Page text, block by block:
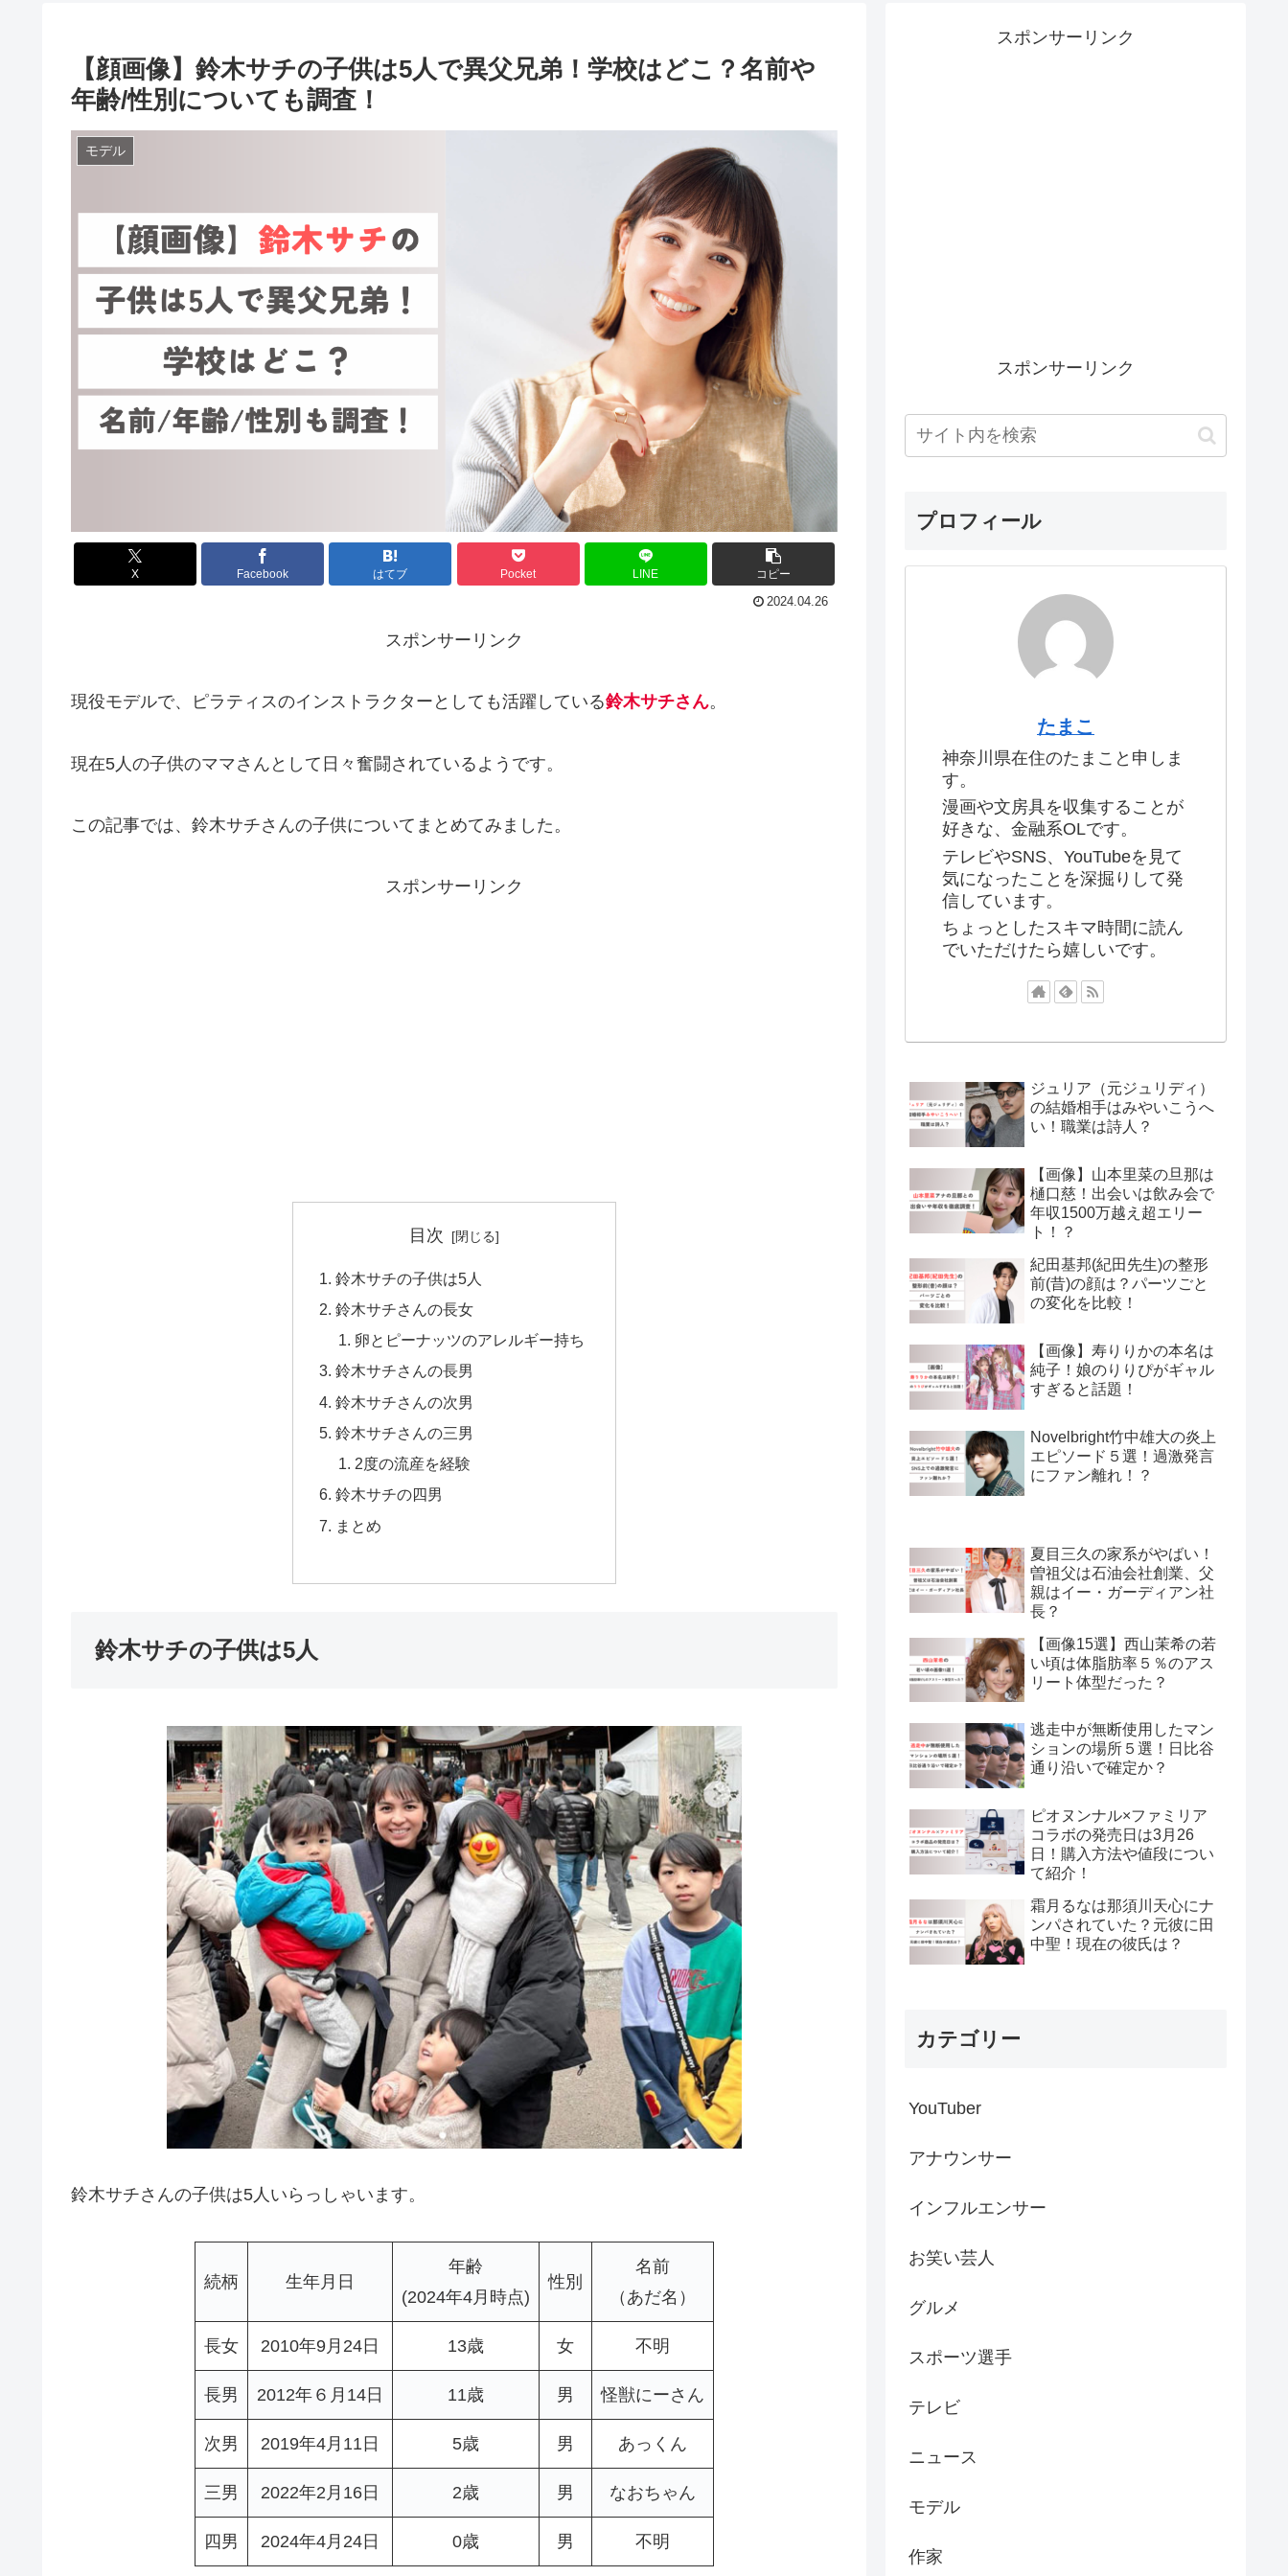
【顔画像】鈴木サチの子供は5人で異父兄弟！学校はどこ？名前や
年齢/性別についても調査！
モデル
X Facebook はてブ Pocket LINE コピー
2024.04.26
スポンサーリンク
現役モデルで、ピラティスのインストラクターとしても活躍している鈴木サチさん。
現在5人の子供のママさんとして日々奮闘されているようです。
この記事では、鈴木サチさんの子供についてまとめてみました。
スポンサーリンク
目次
鈴木サチの子供は5人
鈴木サチさんの長女
卵とピーナッツのアレルギー持ち
鈴木サチさんの長男
鈴木サチさんの次男
鈴木サチさんの三男
2度の流産を経験
鈴木サチの四男
まとめ
鈴木サチの子供は5人
鈴木サチさんの子供は5人いらっしゃいます。
続柄 生年月日
年齢
(2024年4月時点)
性別
名前
（あだ名）
長女 2010年9月24日 13歳 女 不明
長男 2012年６月14日 11歳 男 怪獣にーさん
次男 2019年4月11日 5歳 男 あっくん
三男 2022年2月16日 2歳 男 なおちゃん
四男 2024年4月24日 0歳 男 不明
スポンサーリンク
スポンサーリンク
プロフィール
たまこ
神奈川県在住のたまこと申しま
す。
漫画や文房具を収集することが
好きな、金融系OLです。
テレビやSNS、YouTubeを見て
気になったことを深掘りして発
信しています。
ちょっとしたスキマ時間に読ん
でいただけたら嬉しいです。
ジュリア（元ジュリディ）
の結婚相手はみやいこうへ
い！職業は詩人？
【画像】山本里菜の旦那は
樋口慈！出会いは飲み会で
年収1500万越え超エリー
ト！？
紀田基邦(紀田先生)の整形
前(昔)の顔は？パーツごと
の変化を比較！
【画像】寿りりかの本名は
純子！娘のりりぴがギャル
すぎると話題！
Novelbright竹中雄大の炎上
エピソード５選！過激発言
にファン離れ！？
夏目三久の家系がやばい！
曽祖父は石油会社創業、父
親はイー・ガーディアン社
長？
【画像15選】西山茉希の若
い頃は体脂肪率５％のアス
リート体型だった？
逃走中が無断使用したマン
ションの場所５選！日比谷
通り沿いで確定か？
ピオヌンナル×ファミリア
コラボの発売日は3月26
日！購入方法や値段につい
て紹介！
霜月るなは那須川天心にナ
ンパされていた？元彼に田
中聖！現在の彼氏は？
カテゴリー
YouTuber
アナウンサー
インフルエンサー
お笑い芸人
グルメ
スポーツ選手
テレビ
ニュース
モデル
作家